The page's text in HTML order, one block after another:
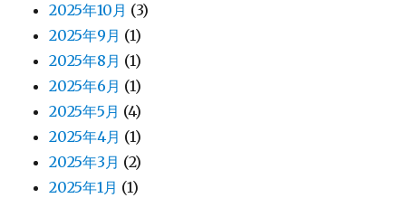
2025年10月 (3)
2025年9月 (1)
2025年8月 (1)
2025年6月 (1)
2025年5月 (4)
2025年4月 (1)
2025年3月 (2)
2025年1月 (1)